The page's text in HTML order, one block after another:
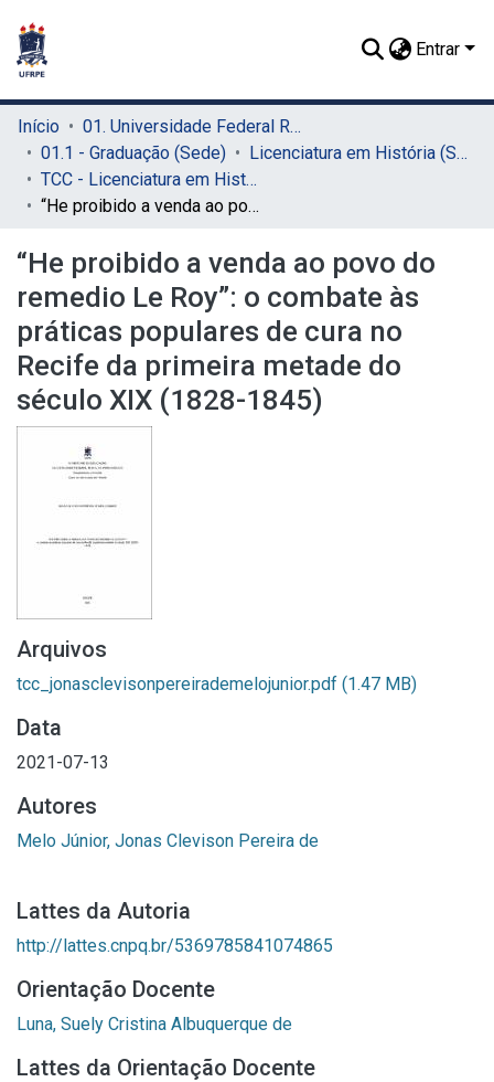
Entrar
Início
01. Universidade Federal Rural de Pernambuco - UFRPE (Sede)
01.1 - Graduação (Sede)
Licenciatura em História (Sede)
TCC - Licenciatura em História (Sede)
“He proibido a venda ao povo do remedio Le Roy”: o combate às práticas populares de cura no Recife da primeira metade do século XIX (1828-1845)
“He proibido a venda ao povo do
remedio Le Roy”: o combate às
práticas populares de cura no
Recife da primeira metade do
século XIX (1828-1845)
Arquivos
tcc_jonasclevisonpereirademelojunior.pdf (1.47 MB)
Data
2021-07-13
Autores
Melo Júnior, Jonas Clevison Pereira de
Lattes da Autoria
http://lattes.cnpq.br/5369785841074865
Orientação Docente
Luna, Suely Cristina Albuquerque de
Lattes da Orientação Docente